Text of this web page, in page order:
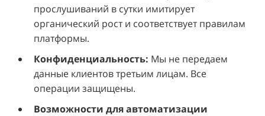
прослушиваний в сутки имитирует
органический рост и соответствует правилам
платформы.
Конфиденциальность: Мы не передаем
данные клиентов третьим лицам. Все
операции защищены.
Возможности для автоматизации